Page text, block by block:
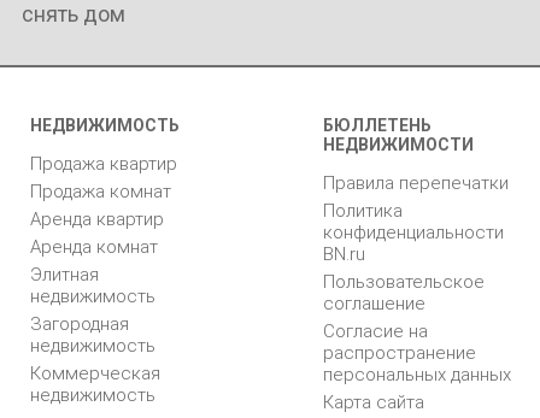
снять дом
НЕДВИЖИМОСТЬ
Продажа квартир
Продажа комнат
Аренда квартир
Аренда комнат
Элитная
недвижимость
Загородная
недвижимость
Коммерческая
недвижимость
БЮЛЛЕТЕНЬ
НЕДВИЖИМОСТИ
Правила перепечатки
Политика
конфиденциальности
BN.ru
Пользовательское
соглашение
Согласие на
распространение
персональных данных
Карта сайта